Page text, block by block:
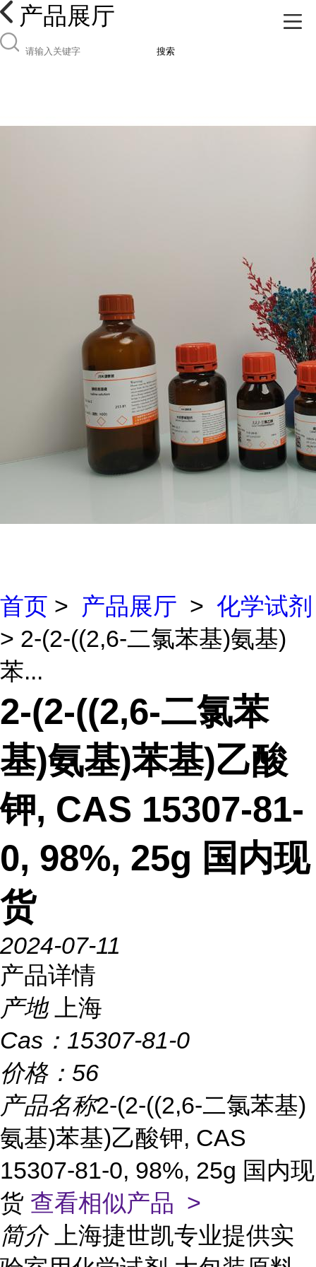
产品展厅
搜索
首页 > 产品展厅 > 化学试剂
> 2-(2-((2,6-二氯苯基)氨基)
苯...
2-(2-((2,6-二氯苯
基)氨基)苯基)乙酸
钾, CAS 15307-81-
0, 98%, 25g 国内现
货
2024-07-11
产品详情
产地
上海
Cas： 15307-81-0
价格： 56
产品名称2-(2-((2,6-二氯苯基)
氨基)苯基)乙酸钾, CAS
15307-81-0, 98%, 25g 国内现
货 查看相似产品 >
简介
上海捷世凯专业提供实